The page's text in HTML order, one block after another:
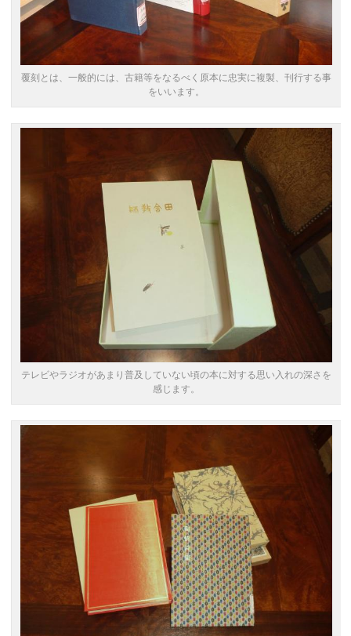
覆刻とは、一般的には、古籍等をなるべく原本に忠実に複製、刊行する事
をいいます。
テレビやラジオがあまり普及していない頃の本に対する思い入れの深さを
感じます。